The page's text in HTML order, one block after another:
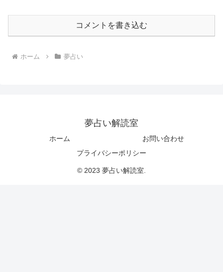
コメントを書き込む
ホーム 夢占い
夢占い解読室
ホーム
お問い合わせ
プライバシーポリシー
© 2023 夢占い解読室.